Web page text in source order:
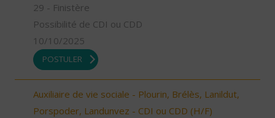
29 - Finistère
Possibilité de CDI ou CDD
10/10/2025
POSTULER
Auxiliaire de vie sociale - Plourin, Brélès, Lanildut,
Porspoder, Landunvez - CDI ou CDD (H/F)